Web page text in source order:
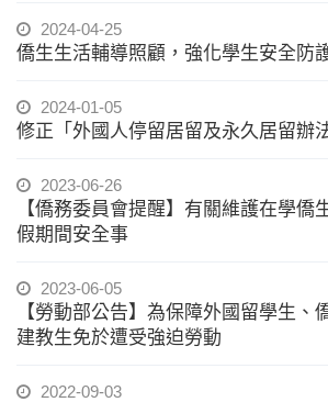
2024-04-25
僑生生活輔導照顧，強化學生安全防
2024-01-05
修正「外國人停留居留及永久居留辦法
2023-06-26
【僑務委員會提醒】有關維護在學僑
假期間安全事
2023-06-05
【勞動部公告】為保障外國留學生、
建教生免於遭受強迫勞動
2022-09-03